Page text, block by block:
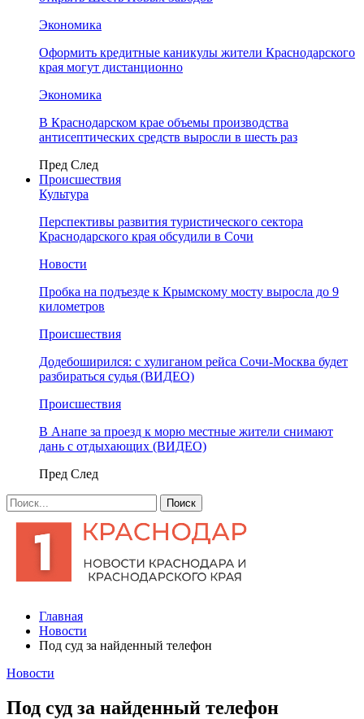
Экономика
Оформить кредитные каникулы жители Краснодарского
края могут дистанционно
Экономика
В Краснодарском крае объемы производства
антисептических средств выросли в шесть раз
Пред След
Происшествия
Культура
Перспективы развития туристического сектора
Краснодарского края обсудили в Сочи
Новости
Пробка на подъезде к Крымскому мосту выросла до 9
километров
Происшествия
Додебоширился: с хулиганом рейса Сочи-Москва будет
разбираться судья (ВИДЕО)
Происшествия
В Анапе за проезд к морю местные жители снимают
дань с отдыхающих (ВИДЕО)
Пред След
Главная
Новости
Под суд за найденный телефон
Новости
Под суд за найденный телефон